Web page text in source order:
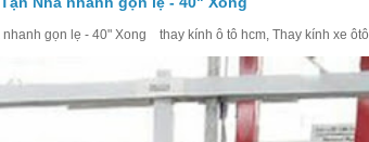
gọn lẹ - 40" Xong thay kính ô tô hcm, Thay kính xe ôtô